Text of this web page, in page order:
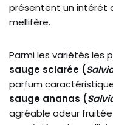
présentent un intérêt
mellifère.
Parmi les variétés les
sauge sclarée (
parfum
sauge ananas (
agréable odeur